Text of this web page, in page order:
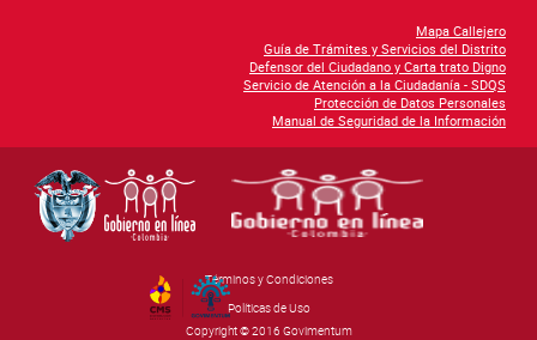
Mapa Callejero
Guía de Trámites y Servicios del Distrito
Defensor del Ciudadano y Carta trato Digno
Servicio de Atención a la Ciudadanía - SDQS
Protección de Datos Personales
Manual de Seguridad de la Información
Términos y Condiciones
Políticas de Uso
Copyright © 2016 Govimentum
By Govimentum